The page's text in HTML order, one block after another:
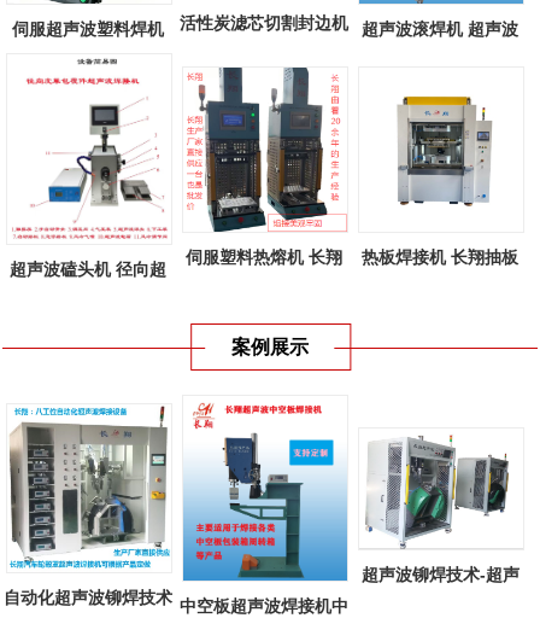
伺服超声波塑料焊机
长翔新款伺...
活性炭滤芯切割封边机
超声波滚焊机 超声波
超声波磕头机 径向超
伺服塑料热熔机 长翔
热板焊接机 长翔抽板
案例展示
自动化超声波铆焊技术 中空板超声波焊接机中
超声波铆焊技术-超声